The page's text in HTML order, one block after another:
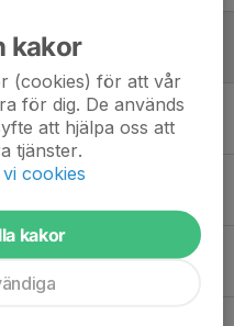
kakor
(cookies) för att vår
för dig. De används
att hjälpa oss att
tjänster.
cookies
kakor